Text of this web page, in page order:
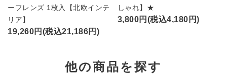
ーフレンズ 1枚入【北欧インテ
リア】
19,260円(税込21,186円)
しゃれ】★
3,800円(税込4,180円)
他の商品を探す